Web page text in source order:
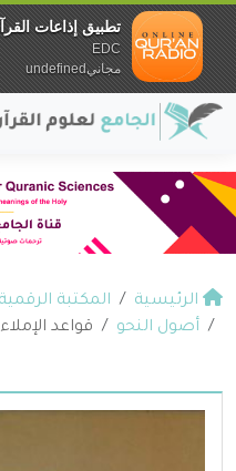
الرئيسية المكتبة الرقمية
أصول النحو
قواعد
تطبيق إذاعات
EDC
مجانيundefined